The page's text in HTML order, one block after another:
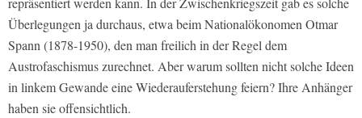
Überlegungen ja durchaus, etwa beim Nationalökonomen Otmar
Spann (1878-1950), den man freilich in der Regel dem
Austrofaschismus zurechnet. Aber warum sollten nicht solche Ideen
in linkem Gewande eine Wiederauferstehung feiern? Ihre Anhänger
haben sie offensichtlich.